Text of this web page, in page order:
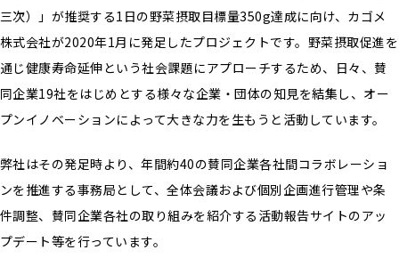
三次）」が推奨する1日の野菜摂取目標量350g達成に向け、カゴメ
株式会社が2020年1月に発足したプロジェクトです。野菜摂取促進を
通じ健康寿命延伸という社会課題にアプローチするため、日々、賛
同企業19社をはじめとする様々な企業・団体の知見を結集し、オー
プンイノベーションによって大きな力を生もうと活動しています。
弊社はその発足時より、年間約40の賛同企業各社間コラボレーショ
ンを推進する事務局として、全体会議および個別企画進行管理や条
件調整、賛同企業各社の取り組みを紹介する活動報告サイトのアッ
プデート等を行っています。